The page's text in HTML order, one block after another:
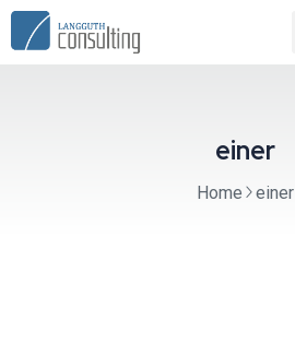
einer
Home einer